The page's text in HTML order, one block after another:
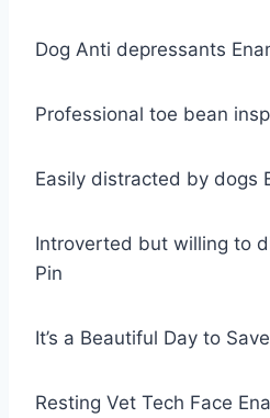
Dog Anti depressants
Professional toe bean
Easily distracted by dogs
Introverted but willing to
Pin
It’s a Beautiful Day to
Resting Vet Tech Face